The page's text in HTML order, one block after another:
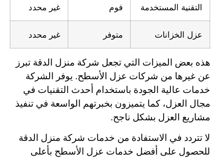
التقنية المستخدمة فوم غير محدد
عزل الخزانات متوفر غير محدد
هذه بعض الميزات التي تجعل شركة منزل الدقة تبرز
عن غيرها من شركات عزل الأسطح. يوفر الشركة
خدمات عالية الجودة باستخدام أحدث التقنيات في
مجال العزل، كما يتميزون بخبرتهم الواسعة في تنفيذ
مشاريع العزل بشكل ناجح.
لا تتردد في الاستفادة من خدمات شركة منزل الدقة
للحصول على أفضل خدمات عزل الأسطح بأعلى